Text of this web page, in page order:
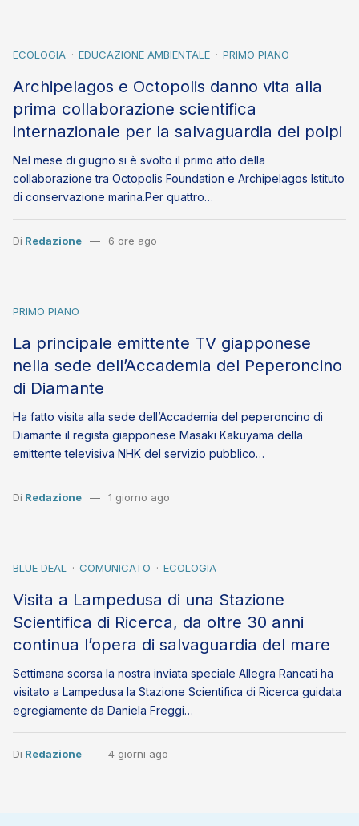
ECOLOGIA EDUCAZIONE AMBIENTALE PRIMO PIANO
Archipelagos e Octopolis danno vita alla
prima collaborazione scientifica
internazionale per la salvaguardia dei polpi
Nel mese di giugno si è svolto il primo atto della
collaborazione tra Octopolis Foundation e Archipelagos Istituto
di conservazione marina.Per quattro…
Di Redazione 6 ore ago
PRIMO PIANO
La principale emittente TV giapponese
nella sede dell’Accademia del Peperoncino
di Diamante
Ha fatto visita alla sede dell’Accademia del peperoncino di
Diamante il regista giapponese Masaki Kakuyama della
emittente televisiva NHK del servizio pubblico…
Di Redazione 1 giorno ago
BLUE DEAL COMUNICATO ECOLOGIA
Visita a Lampedusa di una Stazione
Scientifica di Ricerca, da oltre 30 anni
continua l’opera di salvaguardia del mare
Settimana scorsa la nostra inviata speciale Allegra Rancati ha
visitato a Lampedusa la Stazione Scientifica di Ricerca guidata
egregiamente da Daniela Freggi…
Di Redazione 4 giorni ago